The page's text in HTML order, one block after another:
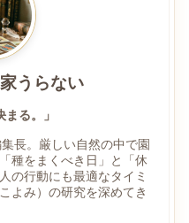
うらない
る。」
長。厳しい自然の中で園
種をまくべき日」と「休
の行動にも最適なタイミ
よみ）の研究を深めてき